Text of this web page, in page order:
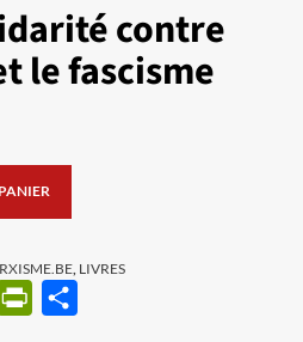
contre
le fascisme
LIVRES
PrintFriendly